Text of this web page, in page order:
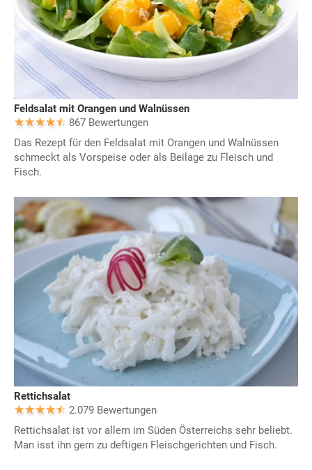
Feldsalat mit Orangen und Walnüssen
867 Bewertungen
Das Rezept für den Feldsalat mit Orangen und Walnüssen
schmeckt als Vorspeise oder als Beilage zu Fleisch und
Fisch.
Rettichsalat
2.079 Bewertungen
Rettichsalat ist vor allem im Süden Österreichs sehr beliebt.
Man isst ihn gern zu deftigen Fleischgerichten und Fisch.